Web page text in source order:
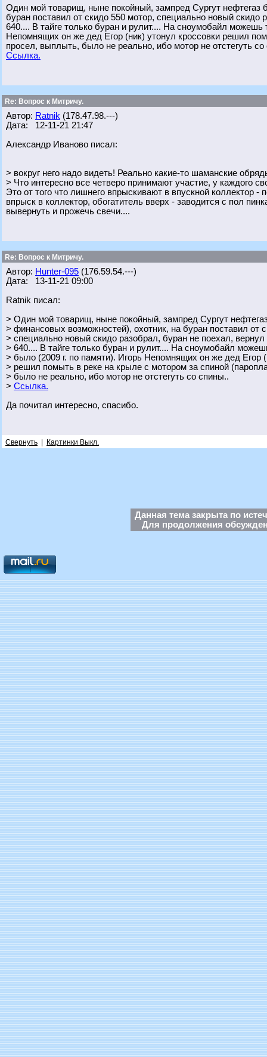
Один мой товарищ, ныне покойный, зампред Сургут нефтегаз
буран поставил от скидо 550 мотор, специально новый скидо
640.... В тайге только буран и рулит.... На сноумобайл
Непомнящих он же дед Егор (ник) утонул кроссовки решил
просел, выплыть, было не реально, ибо мотор не отстегуть
Ссылка.
Re: Вопрос к Митричу.
Автор: Ratnik (178.47.98.---)
Дата: 12-11-21 21:47
Александр Иваново писал:
> вокруг него надо видеть! Реально какие-то шаманские
> Что интересно все четверо принимают участие, у каждого
Это от того что лишнего впрыскивают в впускной коллектор
впрыск в коллектор, обогатитель вверх - заводится с пол
вывернуть и прожечь свечи....
Re: Вопрос к Митричу.
Автор: Hunter-095 (176.59.54.---)
Дата: 13-11-21 09:00
Ratnik писал:
> Один мой товарищ, ныне покойный, зампред Сургут
> финансовых возможностей), охотник, на буран поставил от
> специально новый скидо разобрал, буран не поехал, вернул
> 640.... В тайге только буран и рулит.... На сноумобайл
> было (2009 г. по памяти). Игорь Непомнящих он же дед Егор
> решил помыть в реке на крыле с мотором за спиной
> было не реально, ибо мотор не отстегуть со спины..
> Ссылка.
Да почитал интересно, спасибо.
Свернуть Картинки Выкл.
Данная тема закрыта по
Для продолжения